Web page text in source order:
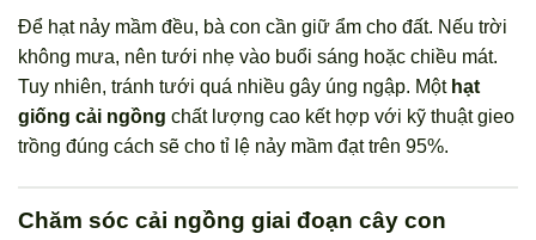
Để hạt nảy mầm đều, bà con cần giữ ẩm cho đất. Nếu trời
không mưa, nên tưới nhẹ vào buổi sáng hoặc chiều mát.
Tuy nhiên, tránh tưới quá nhiều gây úng ngập. Một hạt
giống cải ngồng chất lượng cao kết hợp với kỹ thuật gieo
trồng đúng cách sẽ cho tỉ lệ nảy mầm đạt trên 95%.
Chăm sóc cải ngồng giai đoạn cây con